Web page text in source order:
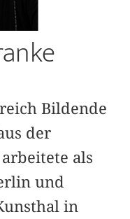
Bildende
der
als
und
in